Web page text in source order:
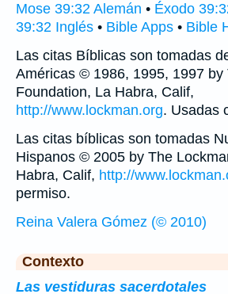
Mose 39:32 Alemán • Éxodo
39:32 Inglés • Bible Apps • Bible
Las citas Bíblicas son tomadas
Américas © 1986, 1995, 1997 by
Foundation, La Habra, Calif,
http://www.lockman.org. Usadas
Las citas bíblicas son tomadas
Hispanos © 2005 by The
Habra, Calif, http://
permiso.
Reina Valera Gómez (© 2010)
Contexto
Las vestiduras sacerdotales